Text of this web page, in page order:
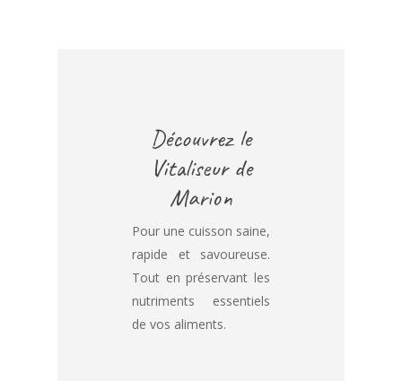
Découvrez le
Vitaliseur de
Marion
Pour une cuisson saine,
rapide et savoureuse.
Tout en préservant les
nutriments essentiels
de vos aliments.